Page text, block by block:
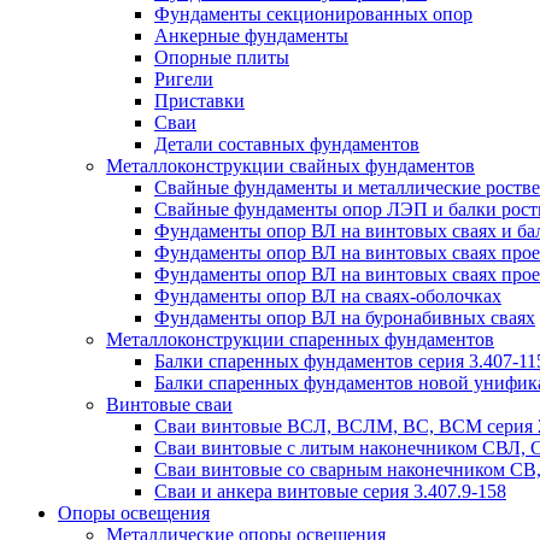
Фундаменты секционированных опор
Анкерные фундаменты
Опорные плиты
Ригели
Приставки
Сваи
Детали составных фундаментов
Металлоконструкции свайных фундаментов
Свайные фундаменты и металлические
Свайные фундаменты опор ЛЭП и балки
Фундаменты опор ВЛ на винтовых сваях и
Фундаменты опор ВЛ на винтовых сваях
Фундаменты опор ВЛ на винтовых сваях
Фундаменты опор ВЛ на сваях-оболочках
Фундаменты опор ВЛ на буронабивных сваях
Металлоконструкции спаренных фундаментов
Балки спаренных фундаментов серия 3.407-
Балки спаренных фундаментов новой
Винтовые сваи
Сваи винтовые ВСЛ, ВСЛМ, ВС, ВСМ серия
Сваи винтовые с литым наконечником
Сваи винтовые со сварным наконечником
Сваи и анкера винтовые серия 3.407.9-158
Опоры освещения
Металлические опоры освещения